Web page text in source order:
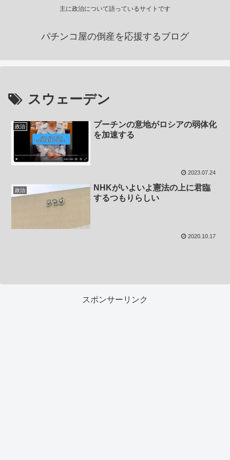
主に政治について語っているサイトです
パチンコ屋の倒産を応援するブログ
スウェーデン
政治
プーチンの意地がロシアの弱体化
を加速する
2023.07.24
政治
NHKがいよいよ憲法の上に君臨
するつもりらしい
2020.10.17
スポンサーリンク